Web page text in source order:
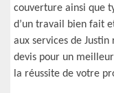
couverture ainsi que
d’un travail bien fait
aux services de
devis pour un
la réussite de votre